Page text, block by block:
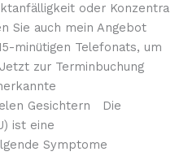
oder Konzentra
Sie auch mein Angebot
minütigen Telefonats, um
zur Terminbuchung
Gesichtern Die
ist eine
Symptome